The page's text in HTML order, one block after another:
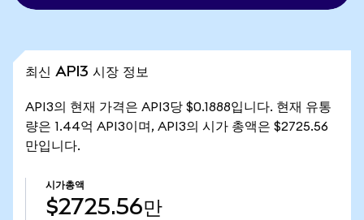
최신 API3 시장 정보
API3의 현재 가격은 API3당 $0.1888입니다. 현재 유통
량은 1.44억 API3이며, API3의 시가 총액은 $2725.56
만입니다.
시가총액
$2725.56만